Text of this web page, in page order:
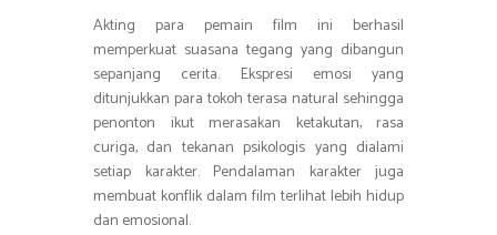
Akting para pemain film ini berhasil
memperkuat suasana tegang yang dibangun
sepanjang cerita. Ekspresi emosi yang
ditunjukkan para tokoh terasa natural sehingga
penonton ikut merasakan ketakutan, rasa
curiga, dan tekanan psikologis yang dialami
setiap karakter. Pendalaman karakter juga
membuat konflik dalam film terlihat lebih hidup
dan emosional.